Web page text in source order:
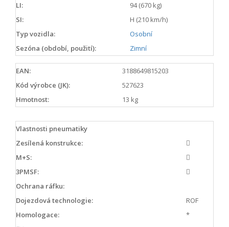
LI:
94 (670 kg)
SI:
H (210 km/h)
Typ vozidla:
Osobní
Sezóna (období, použití):
Zimní
EAN:
3188649815203
Kód výrobce (JK):
527623
Hmotnost:
13 kg
Vlastnosti pneumatiky
Zesílená konstrukce:
M+S:
3PMSF:
Ochrana ráfku:
Dojezdová technologie:
ROF
Homologace:
*